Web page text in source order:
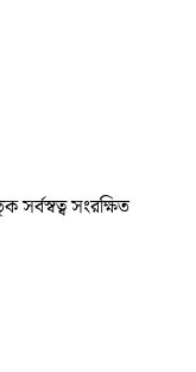
সংরক্ষিত